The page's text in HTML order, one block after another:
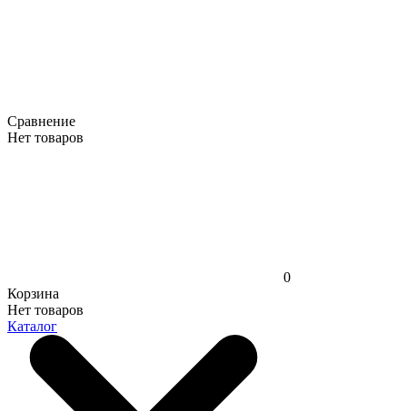
Сравнение
Нет товаров
0
Корзина
Нет товаров
Каталог